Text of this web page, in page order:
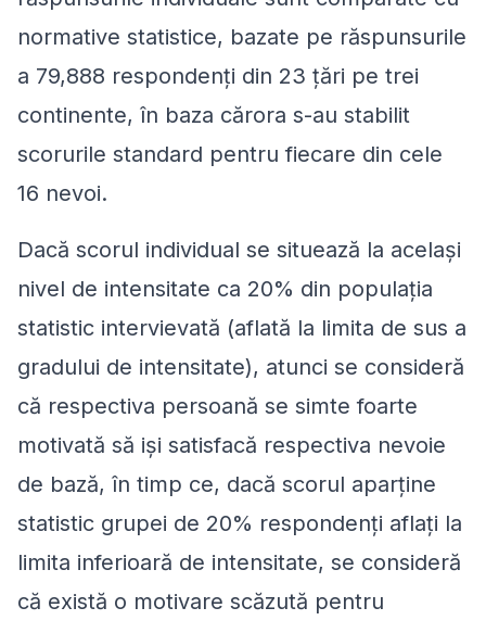
normative statistice, bazate pe răspunsurile
a 79,888 respondenți din 23 țări pe trei
continente, în baza cărora s-au stabilit
scorurile standard pentru fiecare din cele
16 nevoi.
Dacă scorul individual se situează la același
nivel de intensitate ca 20% din populația
statistic intervievată (aflată la limita de sus a
gradului de intensitate), atunci se consideră
că respectiva persoană se simte foarte
motivată să iși satisfacă respectiva nevoie
de bază, în timp ce, dacă scorul aparține
statistic grupei de 20% respondenți aflați la
limita inferioară de intensitate, se consideră
că există o motivare scăzută pentru